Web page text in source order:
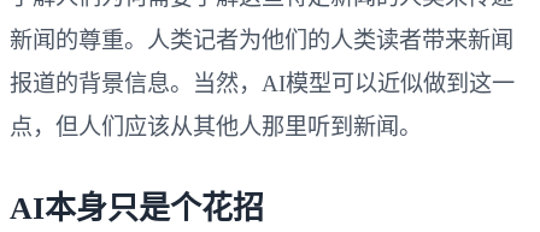
新闻的尊重。人类记者为他们的人类读者带来新闻
报道的背景信息。当然，AI模型可以近似做到这一
点，但人们应该从其他人那里听到新闻。
AI本身只是个花招